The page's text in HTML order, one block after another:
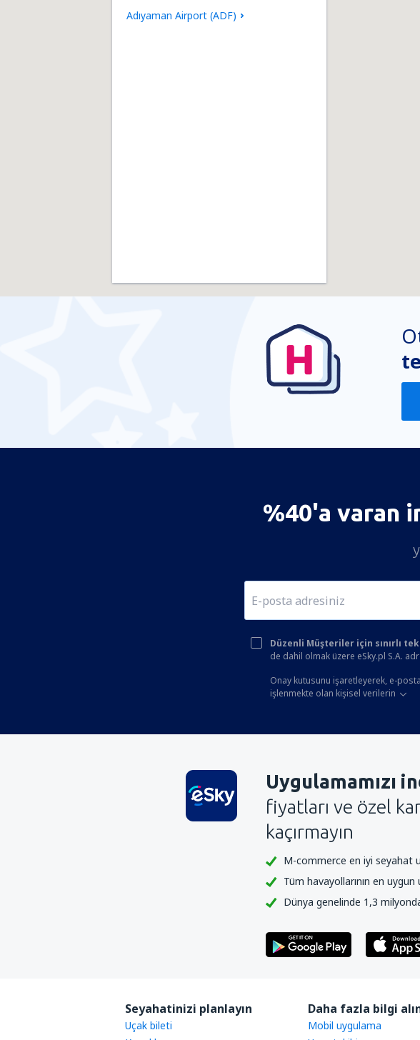
Adıyaman Airport (ADF)
%40'a varan
Düzenli Müşteriler için sınırlı
de dahil olmak üzere eSky.pl S.A.
Onay kutusunu işaretleyerek, e-
işlenmekte olan kişisel verilerin
Uygulamamızı
fiyatları ve özel
kaçırmayın
M-commerce en iyi seyahat
Tüm havayollarının en
Dünya genelinde 1,3
Seyahatinizi planlayın
Uçak bileti
Daha fazla bilgi
Mobil uygulama